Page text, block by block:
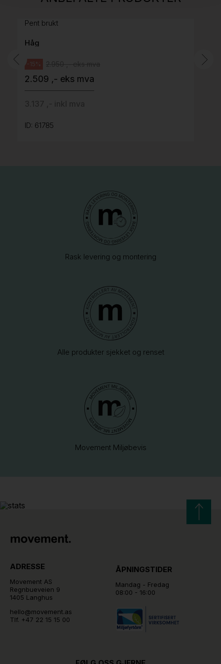
Pent brukt
Håg
-15%
2.509 ,- eks mva
ID: 61785
Rask levering og montering
Alle produkter sjekket og renset
Movement Miljøbevis
ADRESSE
Movement AS
Regnbueveien 9
1405 Langhus
hello@movement.as
Tlf. +47 22 15 15 00
ÅPNINGSTIDER
Mandag - Fredag
08:00 - 16:00